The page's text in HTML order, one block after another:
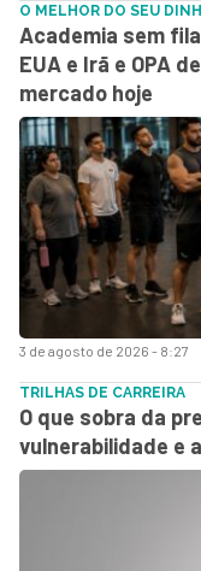
3 de agosto de 2026 - 8:27
O MELHOR DO SEU
Academia sem
EUA e Irã e OPA
mercado hoje
TRILHAS DE CARREIRA
O que sobra da
vulnerabilidade e